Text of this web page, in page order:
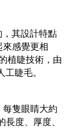
其設計特點
感覺更相
植睫技術，由
睫毛。
隻眼睛大約
度、厚度、